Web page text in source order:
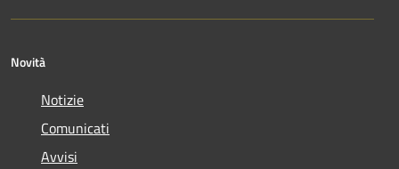
Novità
Notizie
Comunicati
Avvisi